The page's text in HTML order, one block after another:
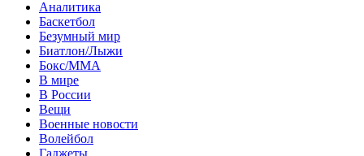
Аналитика
Баскетбол
Безумный мир
Биатлон/Лыжи
Бокс/MMA
В мире
В России
Вещи
Военные новости
Волейбол
Гаджеты